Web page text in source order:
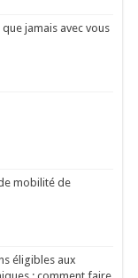
que jamais avec vous
mobilité de
éligibles aux